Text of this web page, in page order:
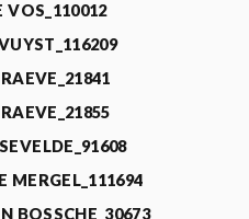
VOS_110012
MERGEL_111694
BOSSCHE_30673